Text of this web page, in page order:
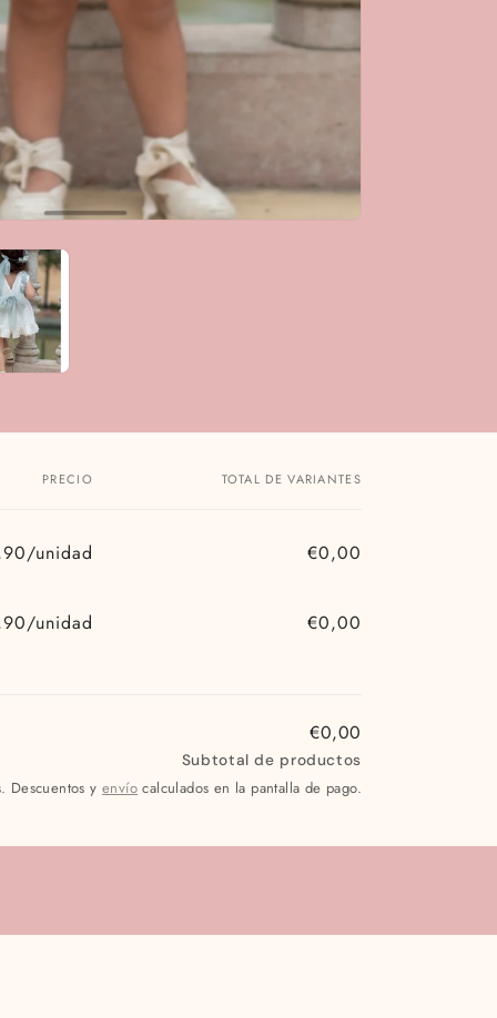
PRECIO TOTAL DE VARIANTES
unidad €0,00
unidad €0,00
€0,00
Subtotal de productos
Descuentos y envío calculados en la pantalla de pago.